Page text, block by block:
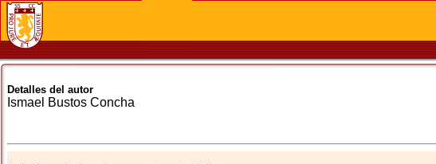
Detalles del autor
Ismael Bustos Concha